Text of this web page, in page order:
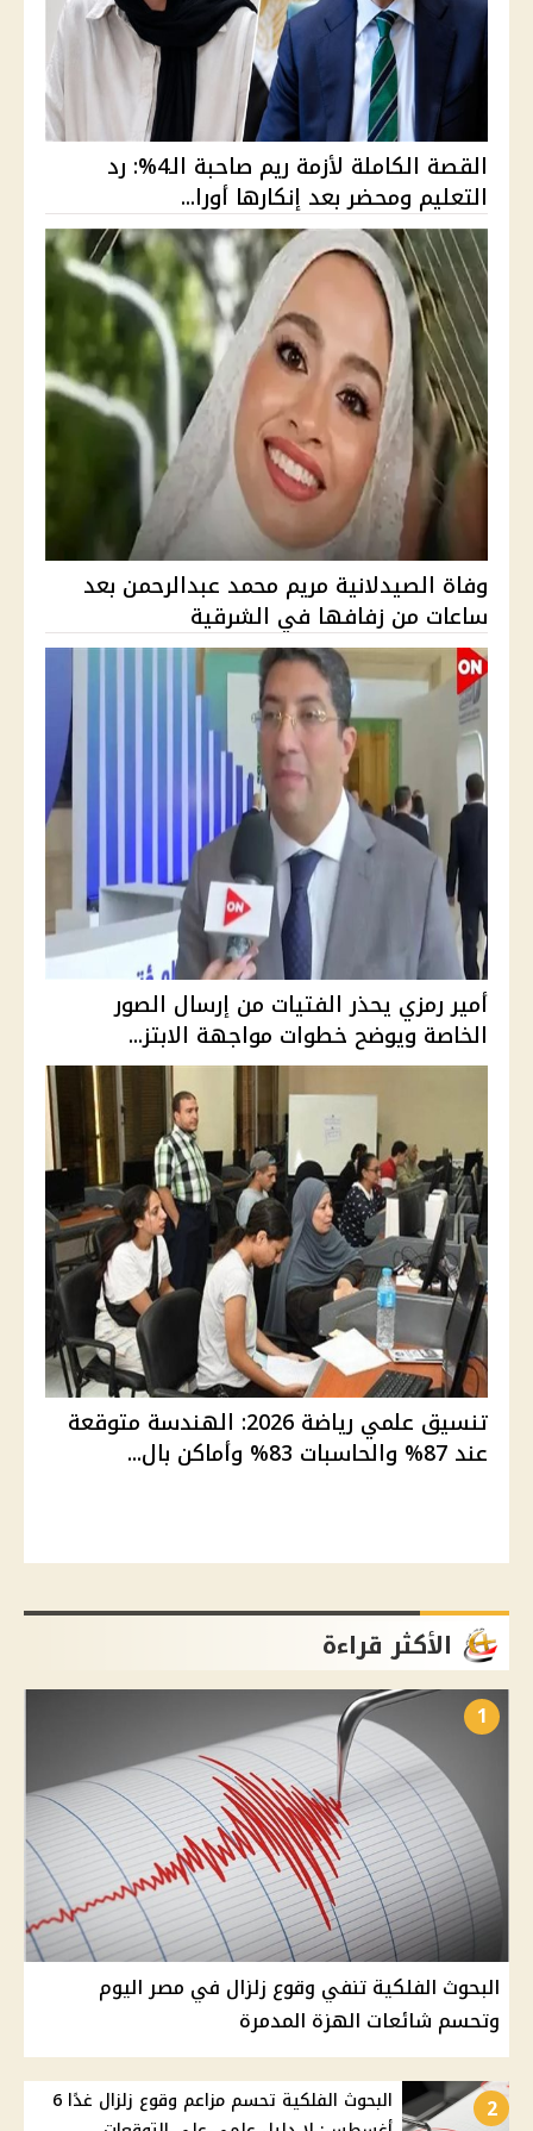
القصة الكاملة لأزمة ريم صاحبة الـ4%: رد
التعليم ومحضر بعد إنكارها أورا...
وفاة الصيدلانية مريم محمد عبدالرحمن بعد
ساعات من زفافها في الشرقية
أمير رمزي يحذر الفتيات من إرسال الصور
الخاصة ويوضح خطوات مواجهة الابتز...
تنسيق علمي رياضة 2026: الهندسة متوقعة
عند 87% والحاسبات 83% وأماكن بال...
الأكثر قراءة
1
البحوث الفلكية تنفي وقوع زلزال في مصر اليوم
وتحسم شائعات الهزة المدمرة
2
البحوث الفلكية تحسم مزاعم وقوع زلزال غدًا 6